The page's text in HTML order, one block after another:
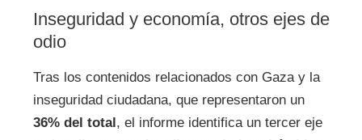
Inseguridad y economía, otros ejes de
odio
Tras los contenidos relacionados con Gaza y la
inseguridad ciudadana, que representaron un
36% del total , el informe identifica un tercer eje